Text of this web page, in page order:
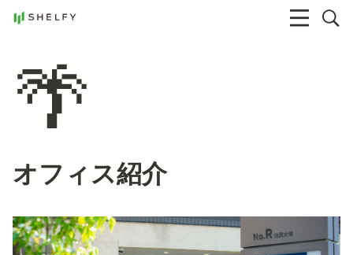
🌴
オフィス紹介